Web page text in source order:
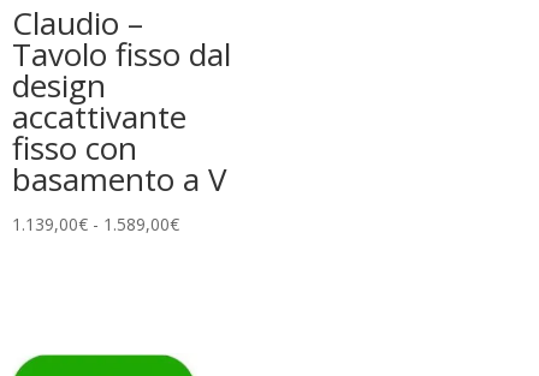
Claudio –
Tavolo fisso dal
design
accattivante
fisso con
basamento a V
1.139,00€ - 1.589,00€Fascia
a